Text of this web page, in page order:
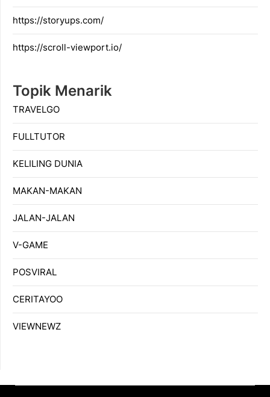
https://storyups.com/
https://scroll-viewport.io/
Topik Menarik
TRAVELGO
FULLTUTOR
KELILING DUNIA
MAKAN-MAKAN
JALAN-JALAN
V-GAME
POSVIRAL
CERITAYOO
VIEWNEWZ